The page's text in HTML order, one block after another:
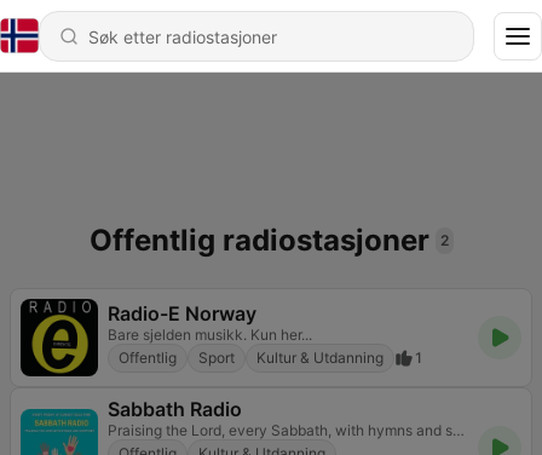
Offentlig radiostasjoner 2
Radio-E Norway
Bare sjelden musikk. Kun her...
Offentlig
Sport Kultur & Utdanning 1
Sabbath Radio
Praising the Lord, every Sabbath, with hymns and scripture